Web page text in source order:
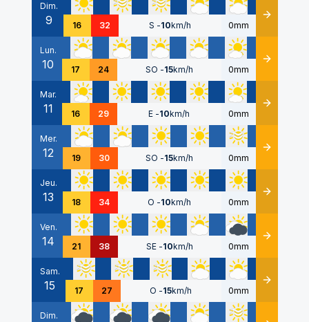
Dim.
9 16 32 S -10km/h 0mm Détails
Lun.
10 17 24 SO -15km/h 0mm Détails
Mar.
11 16 29 E -10km/h 0mm Détails
Mer.
12 19 30 SO -15km/h 0mm Détails
Jeu.
13 18 34 O -10km/h 0mm Détails
Ven.
14 21 38 SE -10km/h 0mm Détails
Sam.
15 17 27 O -15km/h 0mm Détails
Dim.